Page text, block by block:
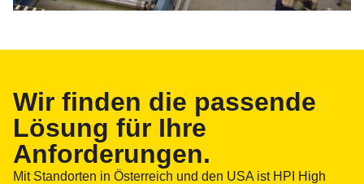
Wir finden die passende
Lösung für Ihre
Anforderungen.
Mit Standorten in Österreich und den USA ist HPI High